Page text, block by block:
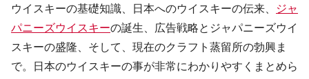
ウイスキーの基礎知識、日本へのウイスキーの伝来、
ジャ
パニーズウイスキーの誕生、広告戦略とジャパニーズウイ
スキーの盛隆、そして、現在のクラフト蒸留所の勃興ま
で。日本のウイスキーの事が非常にわかりやすくまとめら